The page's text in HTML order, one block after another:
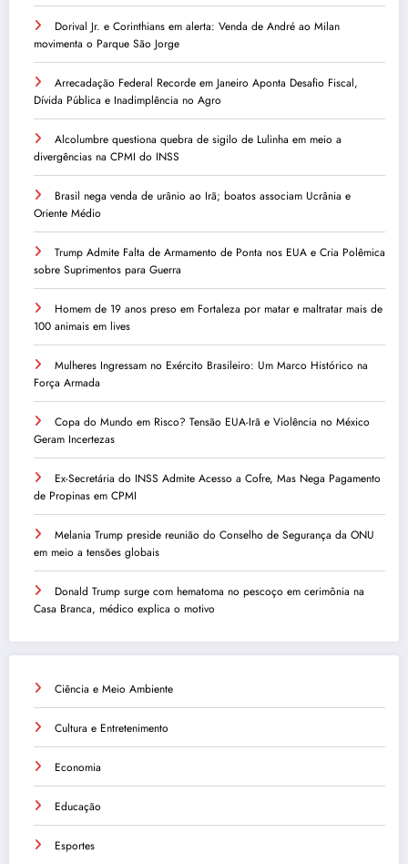
Dorival Jr. e Corinthians em alerta: Venda de André ao Milan
movimenta o Parque São Jorge
Arrecadação Federal Recorde em Janeiro Aponta Desafio Fiscal,
Dívida Pública e Inadimplência no Agro
Alcolumbre questiona quebra de sigilo de Lulinha em meio a
divergências na CPMI do INSS
Brasil nega venda de urânio ao Irã; boatos associam Ucrânia e
Oriente Médio
Trump Admite Falta de Armamento de Ponta nos EUA e Cria Polêmica
sobre Suprimentos para Guerra
Homem de 19 anos preso em Fortaleza por matar e maltratar mais de
100 animais em lives
Mulheres Ingressam no Exército Brasileiro: Um Marco Histórico na
Força Armada
Copa do Mundo em Risco? Tensão EUA-Irã e Violência no México
Geram Incertezas
Ex-Secretária do INSS Admite Acesso a Cofre, Mas Nega Pagamento
de Propinas em CPMI
Melania Trump preside reunião do Conselho de Segurança da ONU
em meio a tensões globais
Donald Trump surge com hematoma no pescoço em cerimônia na
Casa Branca, médico explica o motivo
Ciência e Meio Ambiente
Cultura e Entretenimento
Economia
Educação
Esportes